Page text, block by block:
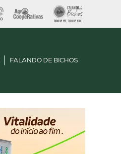
FALANDO DE BICHOS